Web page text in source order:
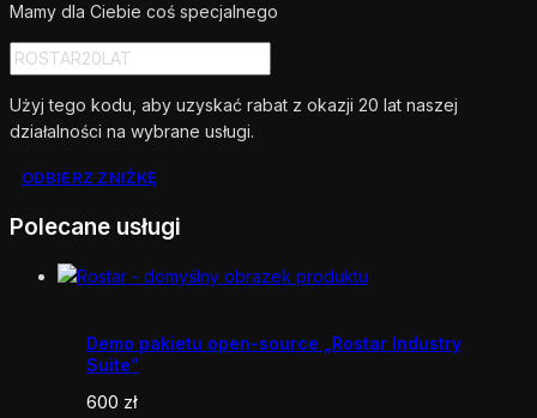
Mamy dla Ciebie coś specjalnego
Użyj tego kodu, aby uzyskać rabat z okazji 20 lat naszej
działalności na wybrane usługi.
ODBIERZ ZNIŻKĘ
Polecane usługi
Demo pakietu open-source „Rostar Industry
Suite”
600 zł